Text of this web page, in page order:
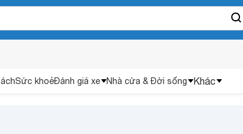
Sức khoẻĐánh giá xe Nhà cửa & Đời sống Khác